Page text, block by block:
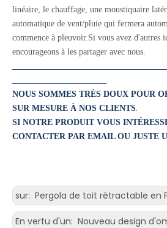
linéaire, le chauffage, une moustiquaire
automatique de vent/pluie qui fermera
commence à pleuvoir.Si vous avez d'autres
encourageons à les partager avec nous.
NOUS SOMMES TRÈS DOUX POUR
SUR MESURE À NOS CLIENTS.
SI NOTRE PRODUIT VOUS
CONTACTER PAR EMAIL OU JUSTE
sur: Pergola de toit rétractable en PVC, auvent d'ouverture et
En vertu d'un: Nouveau design d'ombre